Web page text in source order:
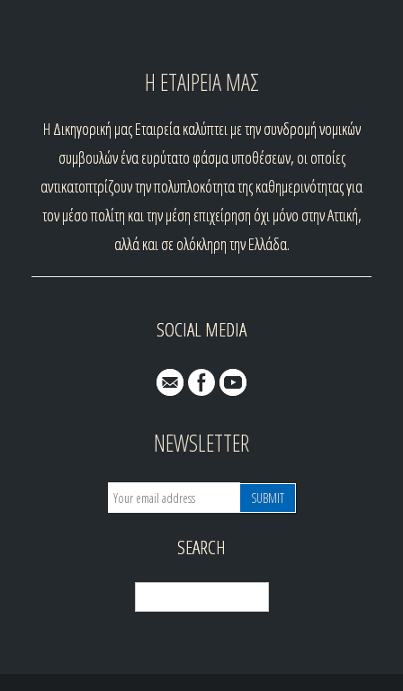
Η ΕΤΑΙΡΕΙΑ ΜΑΣ
H Δικηγορική μας Εταιρεία καλύπτει με την συνδρομή νομικών
συμβουλών ένα ευρύτατο φάσμα υποθέσεων, οι οποίες
αντικατοπτρίζουν την πολυπλοκότητα της καθημερινότητας για
τον μέσο πολίτη και την μέση επιχείρηση όχι μόνο στην Αττική,
αλλά και σε ολόκληρη την Ελλάδα.
SOCIAL MEDIA
NEWSLETTER
SEARCH